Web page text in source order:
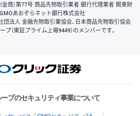
商）第77号 商品先物取引業者 銀行代理業者 関東財
GMOあおぞらネット銀行株式会社
団法人 金融先物取引業協会、日本商品先物取引協会
（東証プライム上場9449）のメンバーです。
プのセキュリティ事業について